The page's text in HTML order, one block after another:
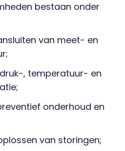
bestaan onder
van meet- en
, temperatuur- en
onderhoud en
van storingen;